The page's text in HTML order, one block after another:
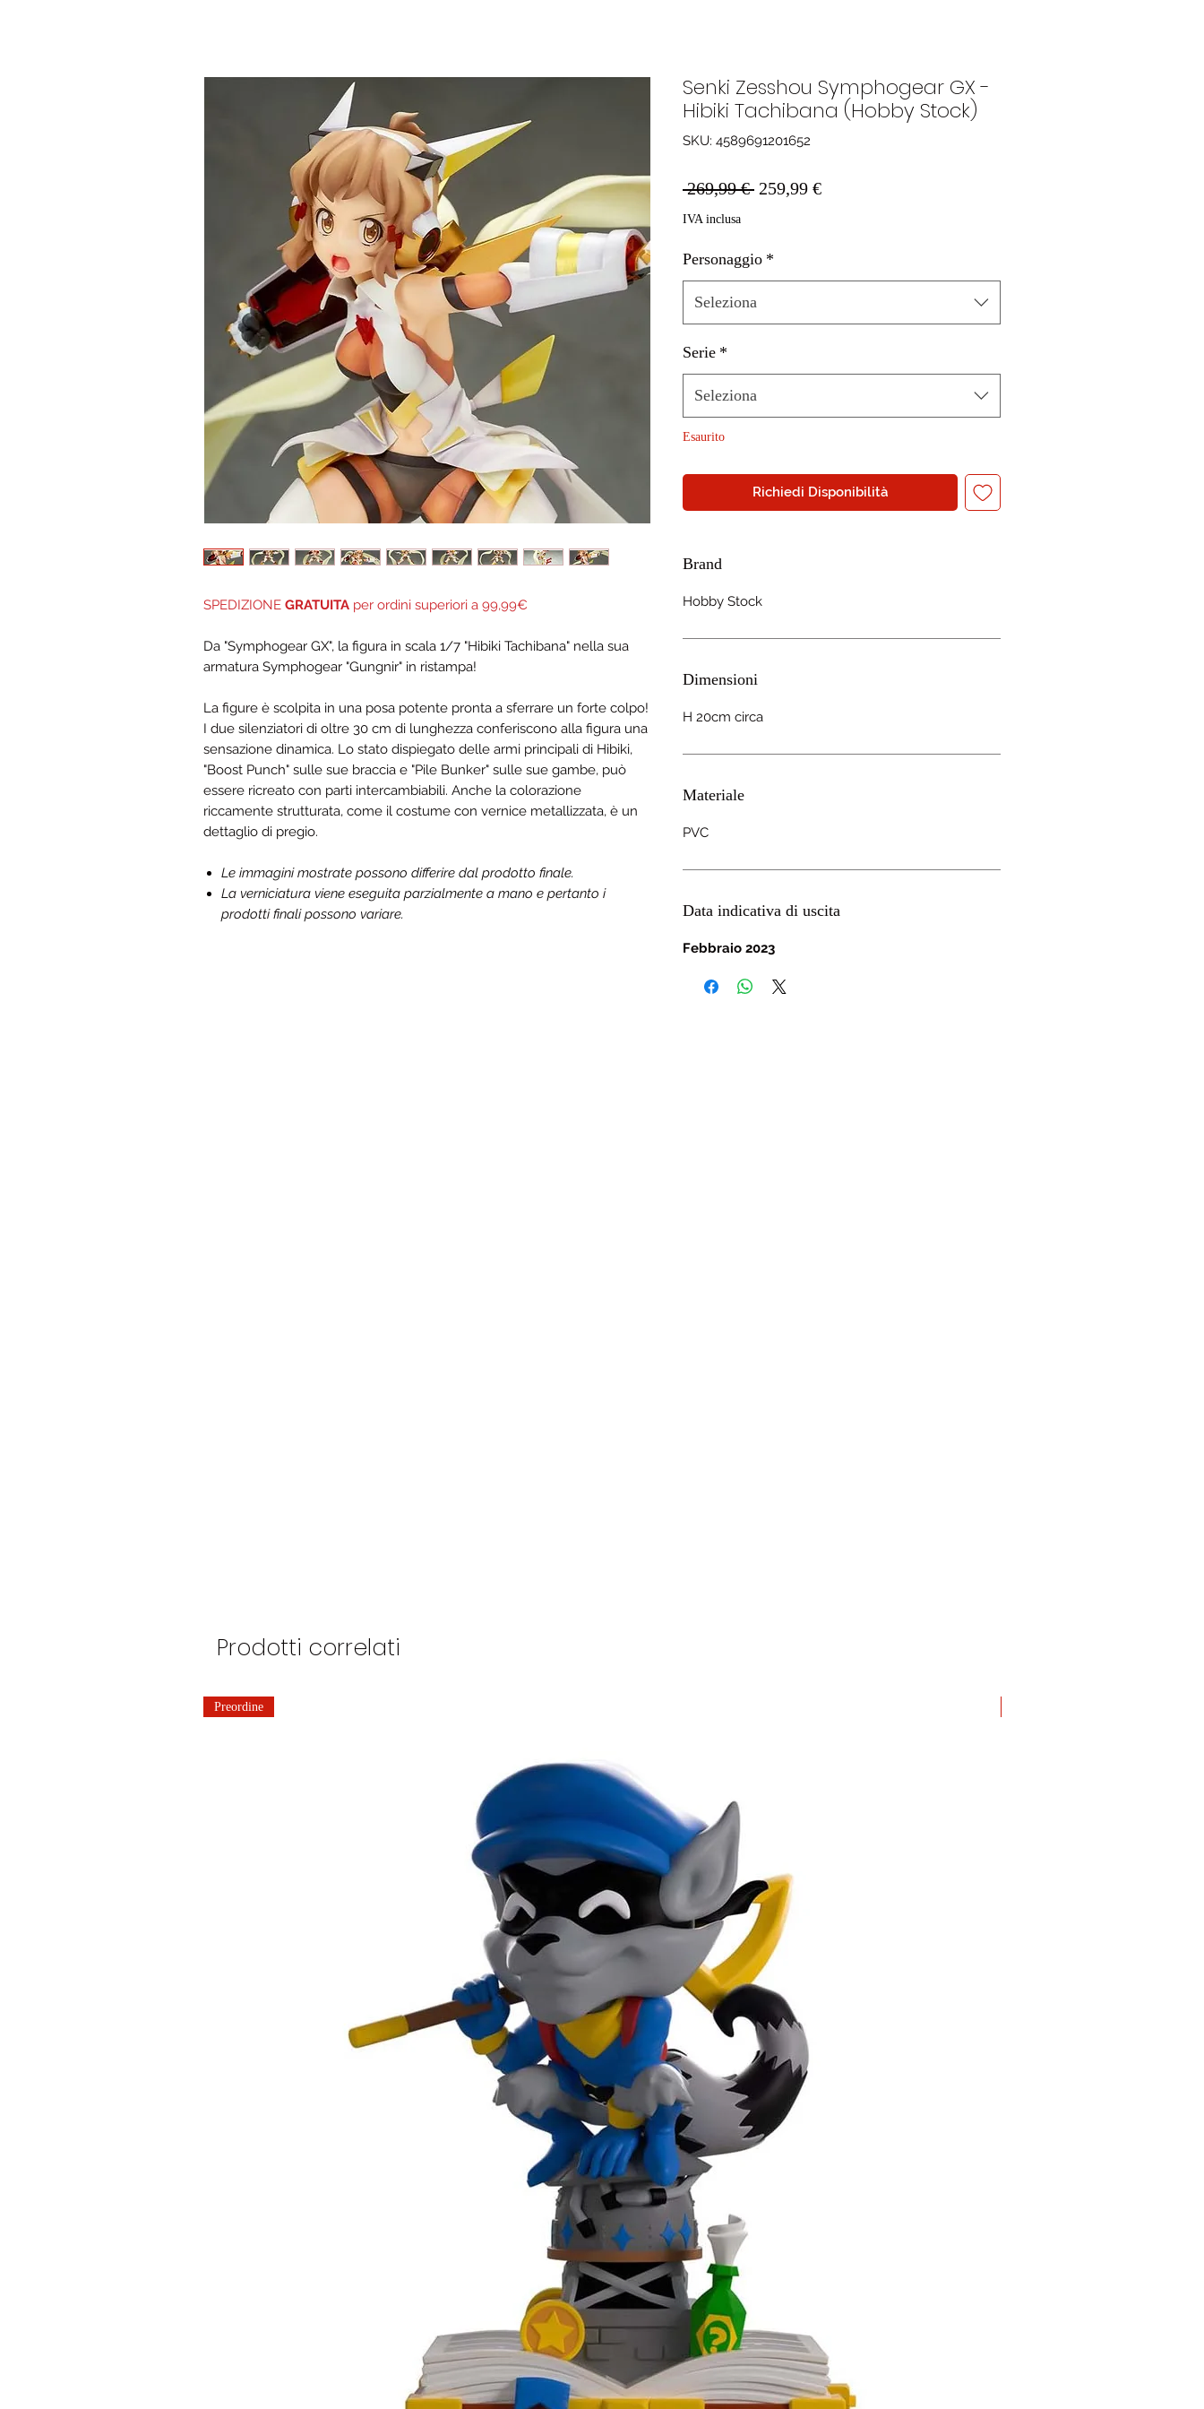
SPEDIZIONE GRATUITA per ordini superiori a 99,99€
Da "Symphogear GX", la figura in scala 1/7 "Hibiki Tachibana" nella sua
armatura Symphogear "Gungnir" in ristampa!
La figure è scolpita in una posa potente pronta a sferrare un forte colpo!
I due silenziatori di oltre 30 cm di lunghezza conferiscono alla figura una
sensazione dinamica. Lo stato dispiegato delle armi principali di Hibiki,
"Boost Punch" sulle sue braccia e "Pile Bunker" sulle sue gambe, può
essere ricreato con parti intercambiabili. Anche la colorazione
riccamente strutturata, come il costume con vernice metallizzata, è un
dettaglio di pregio.
Le immagini mostrate possono differire dal prodotto finale.
La verniciatura viene eseguita parzialmente a mano e pertanto i
prodotti finali possono variare.
Senki Zesshou Symphogear GX -
Hibiki Tachibana (Hobby Stock)
SKU: 4589691201652
269,99 € Prezzo
259,99 €Prezzo
IVA inclusa
Personaggio *
Seleziona
Serie *
Seleziona
Esaurito
Richiedi Disponibilità
Brand
Hobby Stock
Dimensioni
H 20cm circa
Materiale
PVC
Data indicativa di uscita
Febbraio 2023
Prodotti correlati
Preordine